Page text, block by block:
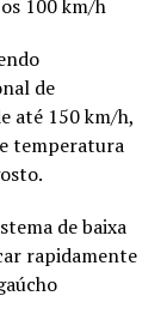
100 km/h
de
até 150 km/h,
temperatura
de baixa
rapidamente